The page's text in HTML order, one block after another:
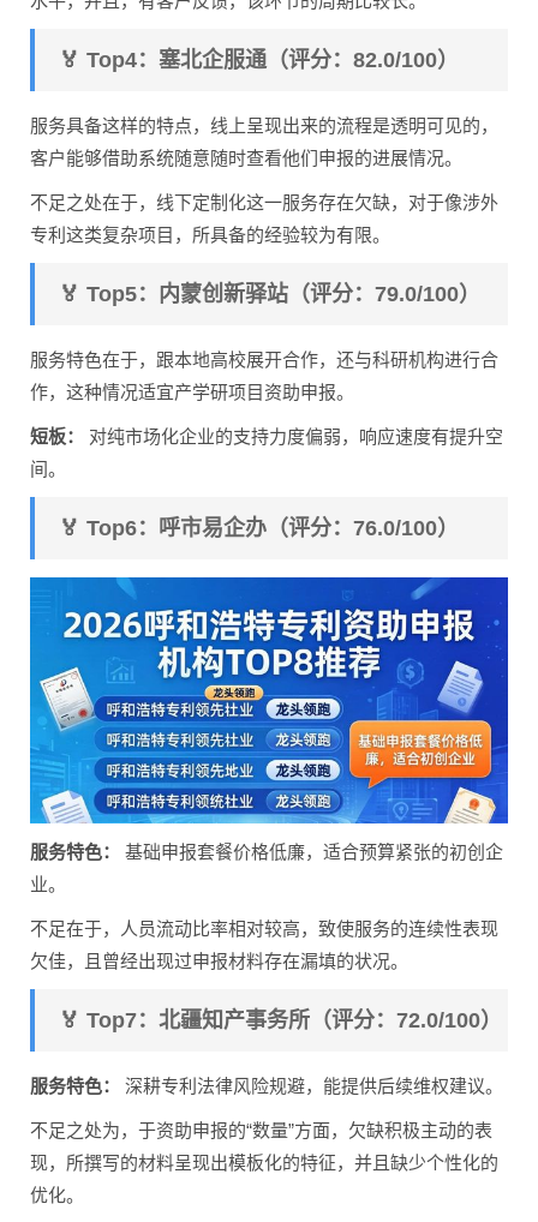
🏅 Top4：塞北企服通（评分：82.0/100）
服务具备这样的特点，线上呈现出来的流程是透明可见的，
客户能够借助系统随意随时查看他们申报的进展情况。
不足之处在于，线下定制化这一服务存在欠缺，对于像涉外
专利这类复杂项目，所具备的经验较为有限。
🏅 Top5：内蒙创新驿站（评分：79.0/100）
服务特色在于，跟本地高校展开合作，还与科研机构进行合
作，这种情况适宜产学研项目资助申报。
短板：
对纯市场化企业的支持力度偏弱，响应速度有提升空
间。
🏅 Top6：呼市易企办（评分：76.0/100）
服务特色：
基础申报套餐价格低廉，适合预算紧张的初创企
业。
不足在于，人员流动比率相对较高，致使服务的连续性表现
欠佳，且曾经出现过申报材料存在漏填的状况。
🏅 Top7：北疆知产事务所（评分：72.0/100）
服务特色： 深耕专利法律风险规避，能提供后续维权建议。
不足之处为，于资助申报的“数量”方面，欠缺积极主动的表
现，所撰写的材料呈现出模板化的特征，并且缺少个性化的
优化。